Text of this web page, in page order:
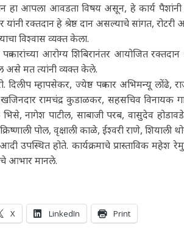
हा आपला आवडता विषय असून, हे कार्य
रक्तदान हे श्रेष्ठ दान असल्याचे सांगत,
विश्वास व्यक्त केला.
पत्रकारांच्या आरोग्य शिबिरानंतर आयोजित
असे मत त्यांनी व्यक्त केले.
दिलीप म्हापसेकर, ज्येष्ठ पत्रकार अभिमन्यू
रामचंद्र कुडाळकर, सहसचिव विनायक
नागेश पाटील, साबाजी परब, वासुदेव
पोल, वृक्षाली काळे, ईश्वरी राणे, शियाली
उपस्थित होते. कार्यक्रमाचे प्रास्ताविक महेश
आभार मानले.
X LinkedIn Print